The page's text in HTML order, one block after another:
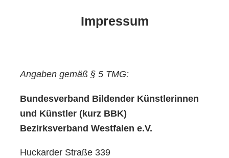
Impressum
Angaben gemäß § 5 TMG:
Bundesverband Bildender Künstlerinnen
und Künstler (kurz BBK)
Bezirksverband Westfalen e.V.
Huckarder Straße 339